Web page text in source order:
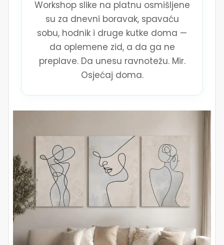
Workshop slike na platnu osmišljene
su za dnevni boravak, spavaću
sobu, hodnik i druge kutke doma —
da oplemene zid, a da ga ne
preplave. Da unesu ravnotežu. Mir.
Osjećaj doma.